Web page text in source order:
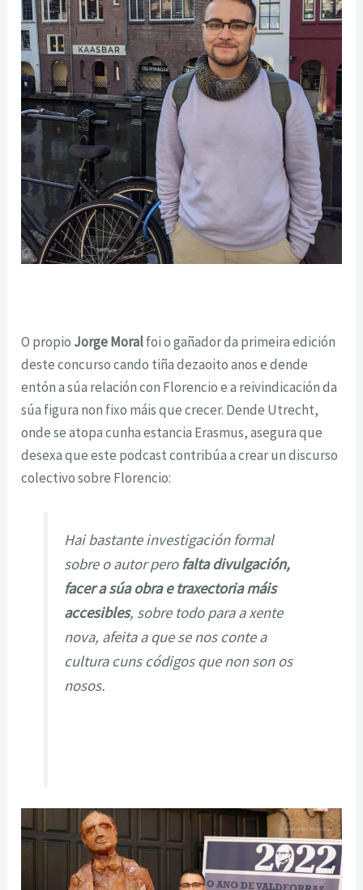
O propio Jorge Moralfoi o gañador da primeira edición
deste concurso cando tiña dezaoito anos edende
entón a súa relación con Florencio e a reivindicación da
súa figura non fixo máis que crecer. Dende Utrecht,
onde se atopa cunha estancia Erasmus, asegura que
desexa que este podcastcontribúa a crear un discurso
colectivo sobre Florencio:
Hai bastante investigación formal
sobre oautor pero falta divulgación,
facer a súa obra e traxectoria máis
accesibles, sobre todo para axente
nova, afeita a que se nos conte a
cultura cuns códigos que non son os
nosos.